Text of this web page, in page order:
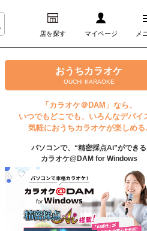
店を探す マイページ メ
ログイン
マイページ
プレミアムサービス
DAM★とも動画
DAM★とも録音
カラオケ＠DAM
おうちカラオケ
OUCHI KARAOKE
「カラオケ＠DAM」なら、
いつでもどこでも、いろんなデバイ
気軽におうちカラオケが楽しめる
パソコンで、“精密採点Ai”ができる
カラオケ@DAM for Windows